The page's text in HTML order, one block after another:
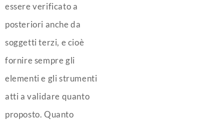
essere verificato a
posteriori anche da
soggetti terzi, e cioè
fornire sempre gli
elementi e gli strumenti
atti a validare quanto
proposto. Quanto